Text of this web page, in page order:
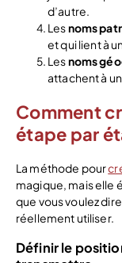
d’autre.
Lesnoms
et qui lient à
Lesnoms
attachent à
Comment
étape par
La méthode pour
magique, mais elle
que vous voulez
réellement utiliser.
Définir le